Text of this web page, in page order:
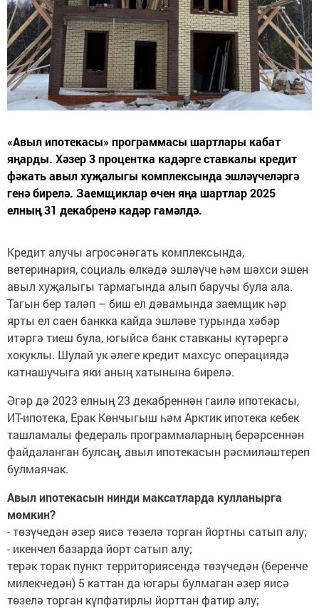
«Авыл ипотекасы» программасы шартлары кабат
яңарды. Хәзер 3 процентка кадәрге ставкалы кредит
фәкать авыл хуҗалыгы комплексында эшләүчеләргә
генә бирелә. Заемщиклар өчен яңа шартлар 2025
елның 31 декабренә кадәр гамәлдә.
Кредит алучы агросәнәгать комплексында,
ветеринария, социаль өлкәдә эшләүче һәм шәхси эшен
авыл хуҗалыгы тармагында алып баручы була ала.
Тагын бер таләп – биш ел дәвамында заемщик һәр
ярты ел саен банкка кайда эшләве турында хәбәр
итәргә тиеш була, югыйсә банк ставканы күтәрергә
хокуклы. Шулай ук әлеге кредит махсус операциядә
катнашучыга яки аның хатынына бирелә.
Әгәр дә 2023 елның 23 декабреннән гаилә ипотекасы,
ИТ-ипотека, Ерак Көнчыгыш һәм Арктик ипотека кебек
ташламалы федераль программаларның берәрсеннән
файдаланган булсаң, авыл ипотекасын рәсмиләштереп
булмаячак.
Авыл ипотекасын нинди максатларда кулланырга
мөмкин?
- төзүчедән әзер яисә төзелә торган йортны сатып алу;
- икенчел базарда йорт сатып алу;
терәк торак пункт территориясендә төзүчедән (беренче
милекчедән) 5 каттан да югары булмаган әзер яисә
төзелә торган күпфатирлы йорттан фатир алу;